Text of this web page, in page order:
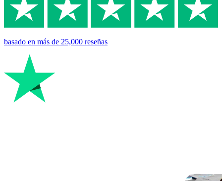
basado en más de 25,000 reseñas